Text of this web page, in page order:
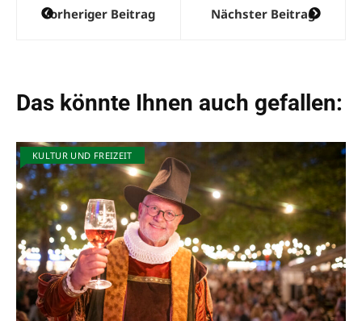
Vorheriger Beitrag Nächster Beitrag
Das könnte Ihnen auch gefallen:
KULTUR UND FREIZEIT